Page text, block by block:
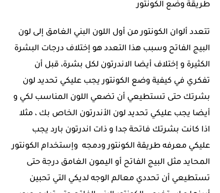
طريقة وضع الكونتور
تتعدد ألوان الكونتور من أول اللون البني الغامق إلى لون
البيج الفاتح وسبب هذا التعدد هو إختلاف درجات البشرة
الكثيرة و إختلاف أيضا الاندرتون لكل بشرة، قبل أن
تفكري في كيفية وضع الكونتور يجب عليكي تحديد لون
بشرتك حتى تستطيعي أن تضعي اللون المناسب لكي و
أيضا يجب عليكي تحديد لون الأندرتون الخاص بك ، مثلا
اذا كانت بشرتك فاتحة جدا و ذات اندرتون بارد يجب
عليكي معرفه طريقة الكونتور ودمجه وإستخدام الكونتور
المحايد مثل البيج الفاتح أو اليمون الغامق درجة حتى
تستطيعي أن تحددي معالم الوجه لديكي التي تحبين